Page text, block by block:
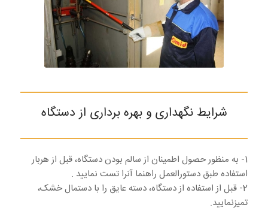
شرایط نگهداری و بهره برداری از دستگاه
1- به منظور حصول اطمینان از سالم بودن دستگاه، قبل از هربار
استفاده طبق دستورالعمل راهنما آنرا تست نمایید .
2- قبل از استفاده از دستگاه، دسته عایق را با دستمال خشک،
تمیزنمایید.